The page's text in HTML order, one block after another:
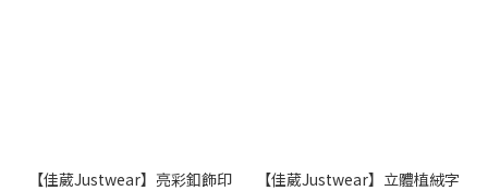
【佳葳Justwear】亮彩釦飾印
【佳葳Justwear】立體植絨字